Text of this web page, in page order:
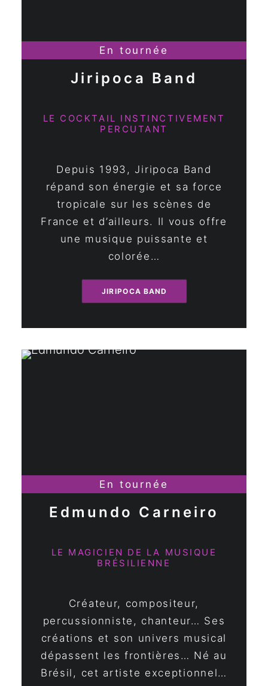
En tournée
Jiripoca Band
LE COCKTAIL INSTINCTIVEMENT
PERCUTANT
Depuis 1993, Jiripoca Band
répand son énergie et sa force
tropicale sur les scènes de
France et d’ailleurs. Il vous offre
une musique puissante et
colorée…
JIRIPOCA BAND
En tournée
Edmundo Carneiro
LE MAGICIEN DE LA MUSIQUE
BRÉSILIENNE
Créateur, compositeur,
percussionniste, chanteur… Ses
créations et son univers musical
dépassent les frontières… Né au
Brésil, cet artiste exceptionnel…